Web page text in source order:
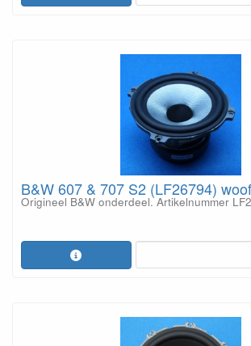
B&W 607 & 707 S2 (LF26794)
Origineel B&W onderdeel. Artikelnummer